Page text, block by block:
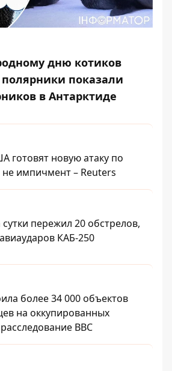
дню котиков
показали
в Антарктиде
готовят новую атаку по
не импичмент – Reuters
пережил 20 обстрелов,
КАБ-250
более 34 000 объектов
на оккупированных
BBC